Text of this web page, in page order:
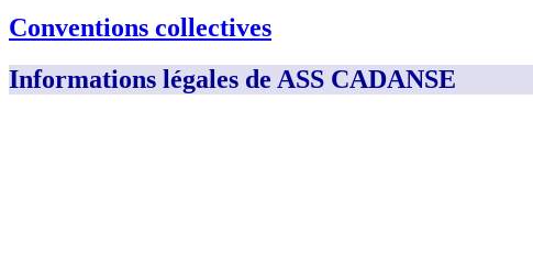
Conventions collectives
Informations légales de ASS CADANSE